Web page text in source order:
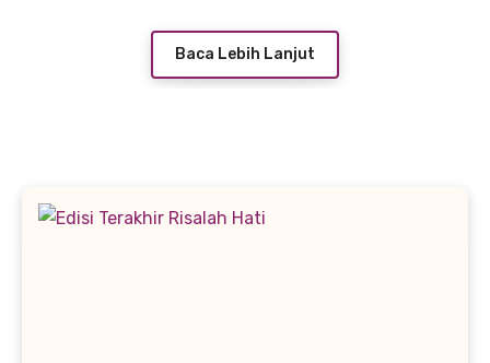
Baca Lebih Lanjut